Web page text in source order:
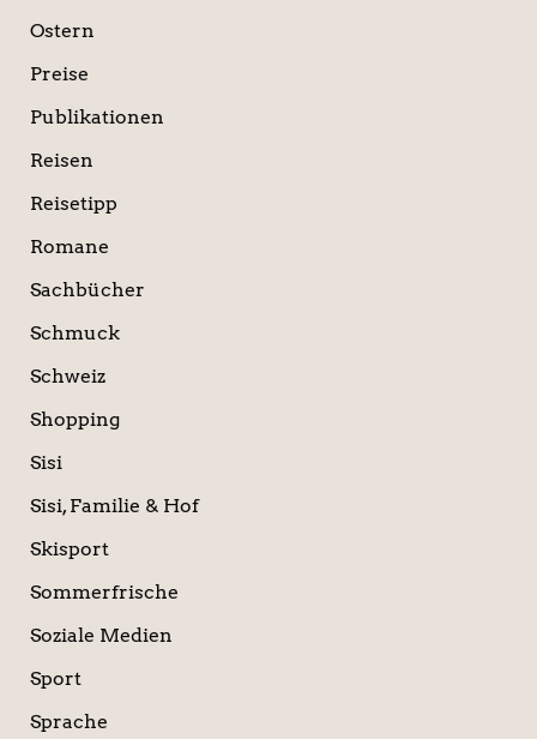
Ostern
Preise
Publikationen
Reisen
Reisetipp
Romane
Sachbücher
Schmuck
Schweiz
Shopping
Sisi
Sisi, Familie & Hof
Skisport
Sommerfrische
Soziale Medien
Sport
Sprache